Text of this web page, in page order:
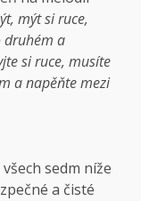
mýt si ruce,
druhém a
si ruce, musíte
a napěňte mezi
sedm níže
a čisté